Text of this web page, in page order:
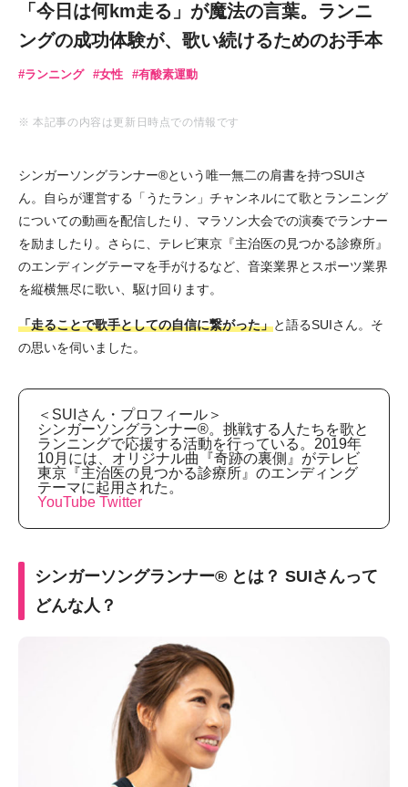
「今日は何km走る」が魔法の言葉。ランニ
ングの成功体験が、歌い続けるためのお手本
ランニング 女性 有酸素運動
※ 本記事の内容は更新日時点での情報です
シンガーソングランナー®︎という唯一無二の肩書を持つSUIさ
ん。自らが運営する「うたラン」チャンネルにて歌とランニング
についての動画を配信したり、マラソン大会での演奏でランナー
を励ましたり。さらに、テレビ東京『主治医の見つかる診療所』
のエンディングテーマを手がけるなど、音楽業界とスポーツ業界
を縦横無尽に歌い、駆け回ります。
「走ることで歌手としての自信に繋がった」と語るSUIさん。そ
の思いを伺いました。
＜SUIさん・プロフィール＞
シンガーソングランナー®︎。挑戦する人たちを歌と
ランニングで応援する活動を行っている。2019年
10月には、オリジナル曲『奇跡の裏側』がテレビ
東京『主治医の見つかる診療所』のエンディング
テーマに起用された。
YouTube Twitter
シンガーソングランナー®︎ とは？ SUIさんって
どんな人？